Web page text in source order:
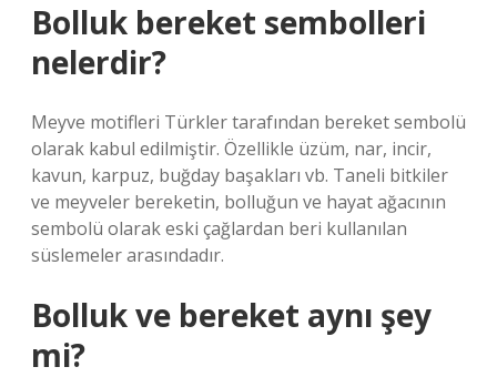
Bolluk bereket sembolleri
nelerdir?
Meyve motifleri Türkler tarafından bereket sembolü
olarak kabul edilmiştir. Özellikle üzüm, nar, incir,
kavun, karpuz, buğday başakları vb. Taneli bitkiler
ve meyveler bereketin, bolluğun ve hayat ağacının
sembolü olarak eski çağlardan beri kullanılan
süslemeler arasındadır.
Bolluk ve bereket aynı şey
mi?